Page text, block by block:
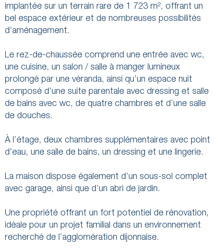
implantée sur un terrain rare de 1 723 m², offrant un
bel espace extérieur et de nombreuses possibilités
d’aménagement.
Le rez-de-chaussée comprend une entrée avec wc,
une cuisine, un salon / salle à manger lumineux
prolongé par une véranda, ainsi qu’un espace nuit
composé d’une suite parentale avec dressing et salle
de bains avec wc, de quatre chambres et d’une salle
de douches.
À l’étage, deux chambres supplémentaires avec point
d'eau, une salle de bains, un dressing et une lingerie.
La maison dispose également d’un sous-sol complet
avec garage, ainsi que d’un abri de jardin.
Une propriété offrant un fort potentiel de rénovation,
idéale pour un projet familial dans un environnement
recherché de l’agglomération dijonnaise.